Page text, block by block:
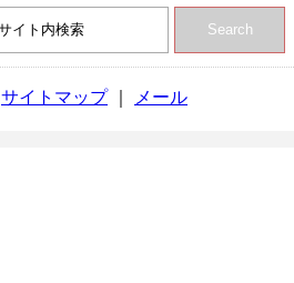
Search
サイトマップ｜ メール